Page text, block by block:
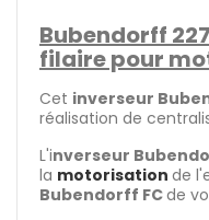
Bubendorff
filaire pour
Cet inverseur
réalisation de
L'inverseur
la motorisation de
Bubendorff FCde